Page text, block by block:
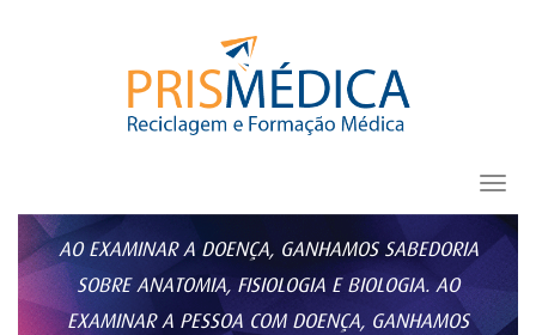
AO EXAMINAR A DOENÇA, GANHAMOS SABEDORIA
SOBRE ANATOMIA, FISIOLOGIA E BIOLOGIA. AO
EXAMINAR A PESSOA COM DOENÇA, GANHAMOS